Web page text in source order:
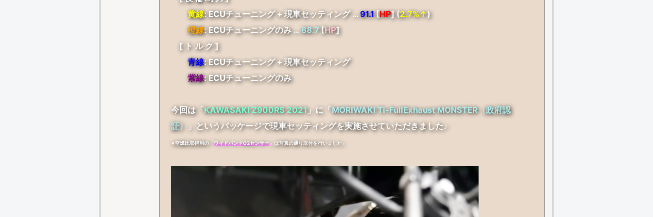
黄線: ECUチューニング + 現車セッティング …91.1[HP] (2.7%↑)
橙線: ECUチューニングのみ …88.7[HP]
[ ト ル ク ]
青線: ECUチューニング + 現車セッティング
紫線: ECUチューニングのみ
今回は「 KAWASAKI Z900RS 2021」に「 MORIWAKI Ti-FullExhaust MONSTER（政府認
証）
」というパッケージで現車セッティングを実施させていただきました♪
※空燃比取得用の「 ワイドバンドO2センサー 」は写真の通り取付を行いました♪